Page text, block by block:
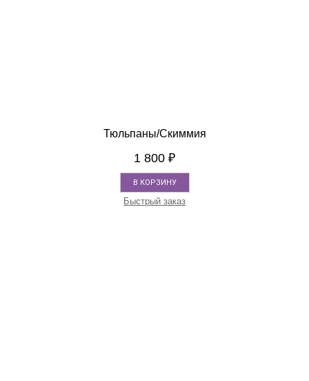
Тюльпаны/Скиммия
1 800 ₽
В КОРЗИНУ
Быстрый заказ